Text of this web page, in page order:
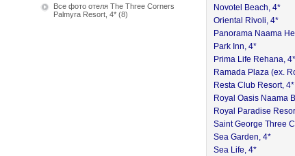
Все фото отеля The Three Corners
Palmyra Resort, 4* (8)
Novotel Beach, 4*
Oriental Rivoli, 4*
Panorama Naama
Park Inn, 4*
Prima Life Rehana, 4*
Ramada Plaza (ex.
Resta Club Resort, 4*
Royal Oasis Naama
Royal Paradise
Saint George Three
Sea Garden, 4*
Sea Life, 4*